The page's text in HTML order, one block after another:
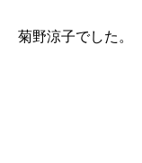
菊野涼子でした。